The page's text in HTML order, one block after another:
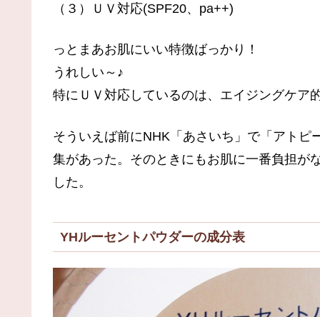
（３）ＵＶ対応(SPF20、pa++)
っとまあお肌にいい特徴ばっかり！
うれしい～♪
特にＵＶ対応しているのは、エイジングケア
そういえば前にNHK「あさいち」で「アト
集があった。そのときにもお肌に一番負担が
した。
YHルーセントパウダーの成分表